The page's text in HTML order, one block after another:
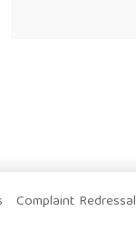
Complaint Redressal